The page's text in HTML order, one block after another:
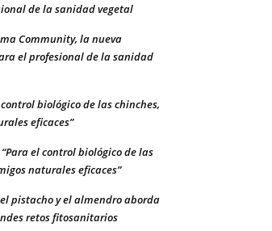
de la sanidad vegetal
Community, la nueva
el profesional de la sanidad
control biológico de las chinches,
eficaces”
“Para el control biológico de las
naturales eficaces”
pistacho y el almendro aborda
retos fitosanitarios